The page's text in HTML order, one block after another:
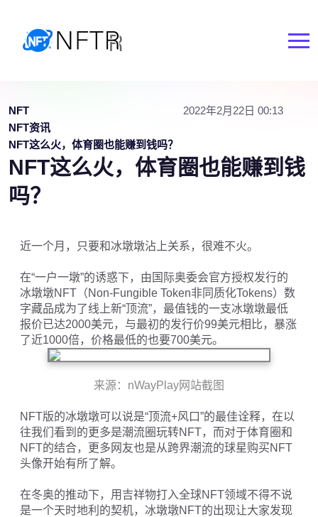
NFT
NFT资讯
NFT这么火，体育圈也能赚到钱吗？
2022年2月22日 00:13
NFT这么火，体育圈也能赚到钱
吗？
近一个月，只要和冰墩墩沾上关系，很难不火。
在“一户一墩”的诱惑下，由国际奥委会官方授权发行的
冰墩墩NFT（Non-Fungible Token非同质化Tokens）数
字藏品成为了线上新“顶流”，最值钱的一支冰墩墩最低
报价已达2000美元，与最初的发行价99美元相比，暴涨
了近1000倍，价格最低的也要700美元。
来源：nWayPlay网站截图
NFT版的冰墩墩可以说是“顶流+风口”的最佳诠释，在以
往我们看到的更多是潮流圈玩转NFT，而对于体育圈和
NFT的结合，更多网友也是从跨界潮流的球星购买NFT
头像开始有所了解。
在冬奥的推动下，用吉祥物打入全球NFT领域不得不说
是一个天时地利的契机，冰墩墩NFT的出现让大家发现